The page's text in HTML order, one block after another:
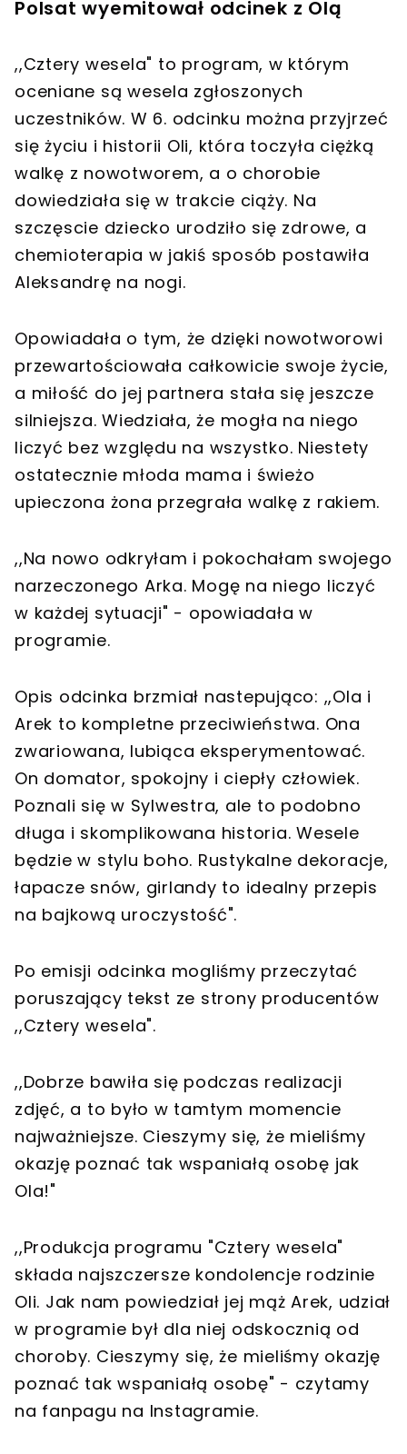
Polsat wyemitował odcinek z Olą
,,Cztery wesela" to program, w którym
oceniane są wesela zgłoszonych
uczestników. W 6. odcinku można przyjrzeć
się życiu i historii Oli, która toczyła ciężką
walkę z nowotworem, a o chorobie
dowiedziała się w trakcie ciąży. Na
szczęscie dziecko urodziło się zdrowe, a
chemioterapia w jakiś sposób postawiła
Aleksandrę na nogi.
Opowiadała o tym, że dzięki nowotworowi
przewartościowała całkowicie swoje życie,
a miłość do jej partnera stała się jeszcze
silniejsza. Wiedziała, że mogła na niego
liczyć bez względu na wszystko. Niestety
ostatecznie młoda mama i świeżo
upieczona żona przegrała walkę z rakiem.
,,Na nowo odkryłam i pokochałam swojego
narzeczonego Arka. Mogę na niego liczyć
w każdej sytuacji" - opowiadała w
programie.
Opis odcinka brzmiał nastepująco: ,,Ola i
Arek to kompletne przeciwieństwa. Ona
zwariowana, lubiąca eksperymentować.
On domator, spokojny i ciepły człowiek.
Poznali się w Sylwestra, ale to podobno
długa i skomplikowana historia. Wesele
będzie w stylu boho. Rustykalne dekoracje,
łapacze snów, girlandy to idealny przepis
na bajkową uroczystość".
Po emisji odcinka mogliśmy przeczytać
poruszający tekst ze strony producentów
,,Cztery wesela".
,,Dobrze bawiła się podczas realizacji
zdjęć, a to było w tamtym momencie
najważniejsze. Cieszymy się, że mieliśmy
okazję poznać tak wspaniałą osobę jak
Ola!"
,,Produkcja programu "Cztery wesela"
składa najszczersze kondolencje rodzinie
Oli. Jak nam powiedział jej mąż Arek, udział
w programie był dla niej odskocznią od
choroby. Cieszymy się, że mieliśmy okazję
poznać tak wspaniałą osobę" - czytamy
na fanpagu na Instagramie.